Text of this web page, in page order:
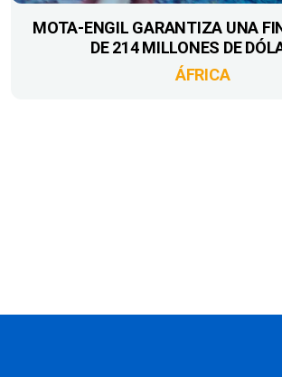
MOTA-ENGIL GARANTIZA UNA
DE 214 MILLONES DE
ÁFRICA